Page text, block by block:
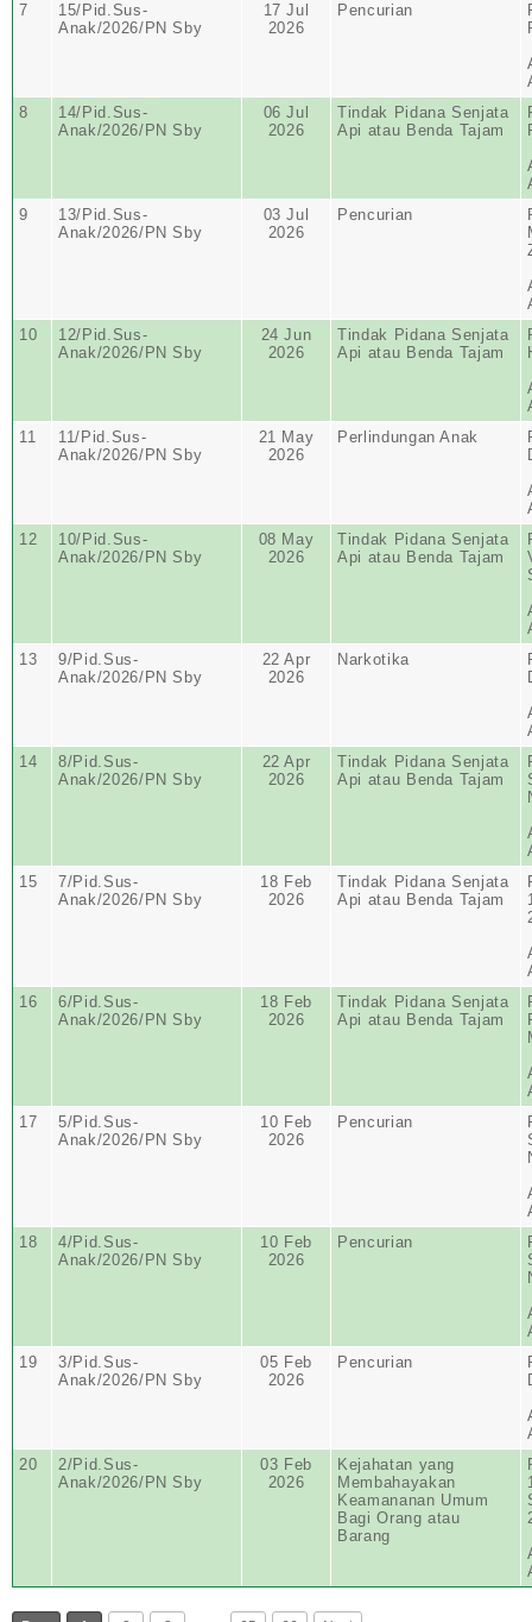
7
15/Pid.Sus-
Anak/2026/PN Sby
17 Jul
2026
Pencurian
8
14/Pid.Sus-
Anak/2026/PN Sby
06 Jul
2026
Tindak Pidana Senjata
Api atau Benda Tajam
9
13/Pid.Sus-
Anak/2026/PN Sby
03 Jul
2026
Pencurian
10
12/Pid.Sus-
Anak/2026/PN Sby
24 Jun
2026
Tindak Pidana Senjata
Api atau Benda Tajam
11
11/Pid.Sus-
Anak/2026/PN Sby
21 May
2026
Perlindungan Anak
12
10/Pid.Sus-
Anak/2026/PN Sby
08 May
2026
Tindak Pidana Senjata
Api atau Benda Tajam
13
9/Pid.Sus-
Anak/2026/PN Sby
22 Apr
2026
Narkotika
14
8/Pid.Sus-
Anak/2026/PN Sby
22 Apr
2026
Tindak Pidana Senjata
Api atau Benda Tajam
15
7/Pid.Sus-
Anak/2026/PN Sby
18 Feb
2026
Tindak Pidana Senjata
Api atau Benda Tajam
16
6/Pid.Sus-
Anak/2026/PN Sby
18 Feb
2026
Tindak Pidana Senjata
Api atau Benda Tajam
17
5/Pid.Sus-
Anak/2026/PN Sby
10 Feb
2026
Pencurian
18
4/Pid.Sus-
Anak/2026/PN Sby
10 Feb
2026
Pencurian
19
3/Pid.Sus-
Anak/2026/PN Sby
05 Feb
2026
Pencurian
20
2/Pid.Sus-
Anak/2026/PN Sby
03 Feb
2026
Kejahatan yang
Membahayakan
Keamananan Umum
Bagi Orang atau
Barang